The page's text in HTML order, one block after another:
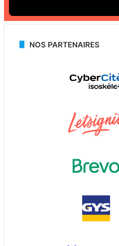
NOS PARTENAIRES